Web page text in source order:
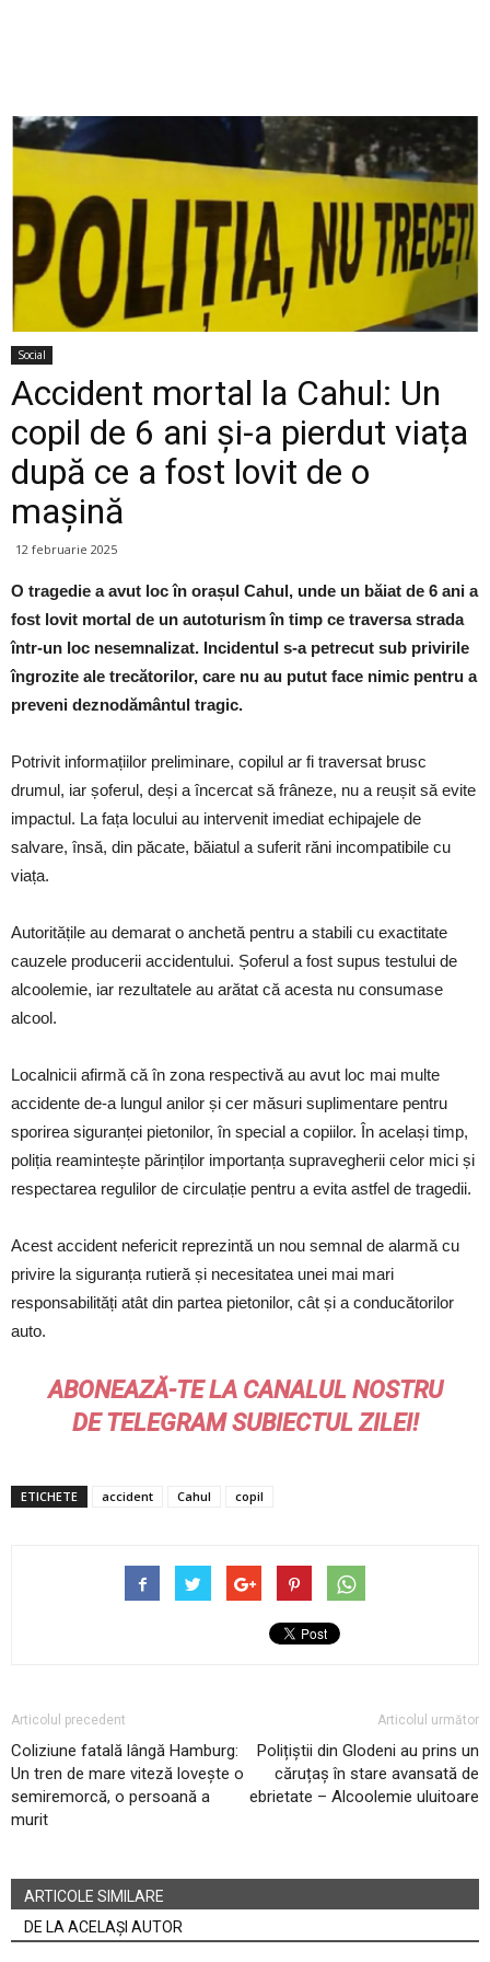
Social
Accident mortal la Cahul: Un
copil de 6 ani și-a pierdut viața
după ce a fost lovit de o
mașină
12 februarie 2025
O tragedie a avut loc în orașul Cahul, unde un băiat de 6 ani a
fost lovit mortal de un autoturism în timp ce traversa strada
într-un loc nesemnalizat. Incidentul s-a petrecut sub privirile
îngrozite ale trecătorilor, care nu au putut face nimic pentru a
preveni deznodământul tragic.
Potrivit informațiilor preliminare, copilul ar fi traversat brusc
drumul, iar șoferul, deși a încercat să frâneze, nu a reușit să evite
impactul. La fața locului au intervenit imediat echipajele de
salvare, însă, din păcate, băiatul a suferit răni incompatibile cu
viața.
Autoritățile au demarat o anchetă pentru a stabili cu exactitate
cauzele producerii accidentului. Șoferul a fost supus testului de
alcoolemie, iar rezultatele au arătat că acesta nu consumase
alcool.
Localnicii afirmă că în zona respectivă au avut loc mai multe
accidente de-a lungul anilor și cer măsuri suplimentare pentru
sporirea siguranței pietonilor, în special a copiilor. În același timp,
poliția reamintește părinților importanța supravegherii celor mici și
respectarea regulilor de circulație pentru a evita astfel de tragedii.
Acest accident nefericit reprezintă un nou semnal de alarmă cu
privire la siguranța rutieră și necesitatea unei mai mari
responsabilități atât din partea pietonilor, cât și a conducătorilor
auto.
ABONEAZĂ-TE LA CANALUL NOSTRU
DETELEGRAMSUBIECTUL ZILEI!
ETICHETE accident Cahul copil
Articolul precedent
Coliziune fatală lângă Hamburg:
Un tren de mare viteză lovește o
semiremorcă, o persoană a
murit
Articolul următor
Polițiștii din Glodeni au prins un
căruțaș în stare avansată de
ebrietate – Alcoolemie uluitoare
ARTICOLE SIMILARE
DE LA ACELAȘI AUTOR